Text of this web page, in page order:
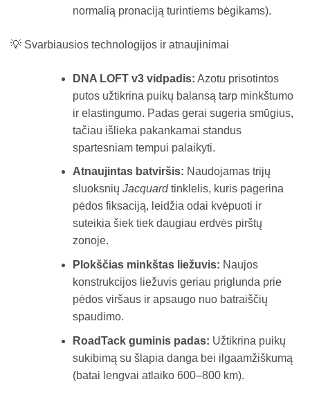
normalią pronaciją turintiems bėgikams).
💡 Svarbiausios technologijos ir atnaujinimai
DNA LOFT v3 vidpadis: Azotu prisotintos
putos užtikrina puikų balansą tarp minkštumo
ir elastingumo. Padas gerai sugeria smūgius,
tačiau išlieka pakankamai standus
spartesniam tempui palaikyti.
Atnaujintas batviršis: Naudojamas trijų
sluoksnių Jacquardtinklelis, kuris pagerina
pėdos fiksaciją, leidžia odai kvėpuoti ir
suteikia šiek tiek daugiau erdvės pirštų
zonoje.
Plokščias minkštas liežuvis: Naujos
konstrukcijos liežuvis geriau priglunda prie
pėdos viršaus ir apsaugo nuo batraiščių
spaudimo.
RoadTack guminis padas: Užtikrina puikų
sukibimą su šlapia danga bei ilgaamžiškumą
(batai lengvai atlaiko 600–800 km).